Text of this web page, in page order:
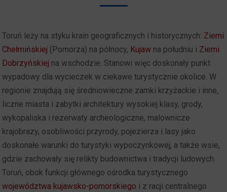
Toruń leży na styku krain geograficznych i historycznych: Ziemi
Chełmińskiej (Pomorza) na północy, Kujaw na południu i Ziemi
Dobrzyńskiej na wschodzie. Stanowi więc doskonały punkt
wypadowy dla wycieczek w ciekawe turystycznie okolice. W
regionie znajdują się średniowieczne zamki krzyżackie i inne,
liczne miasta i zabytki architektury wysokiej klasy, grody,
wykopaliska i rezerwaty archeologiczne, malownicze
krajobrazy, osobliwości przyrody, pojezierza i lasy jako
doskonałe warunki do turystyki wypoczynkowej, a także wsie,
gdzie zachowały się relikty budownictwa i tradycji ludowych.
Toruń, obok funkcji głównego ośrodka turystycznego
województwa kujawsko-pomorskiego i z racji centralnego